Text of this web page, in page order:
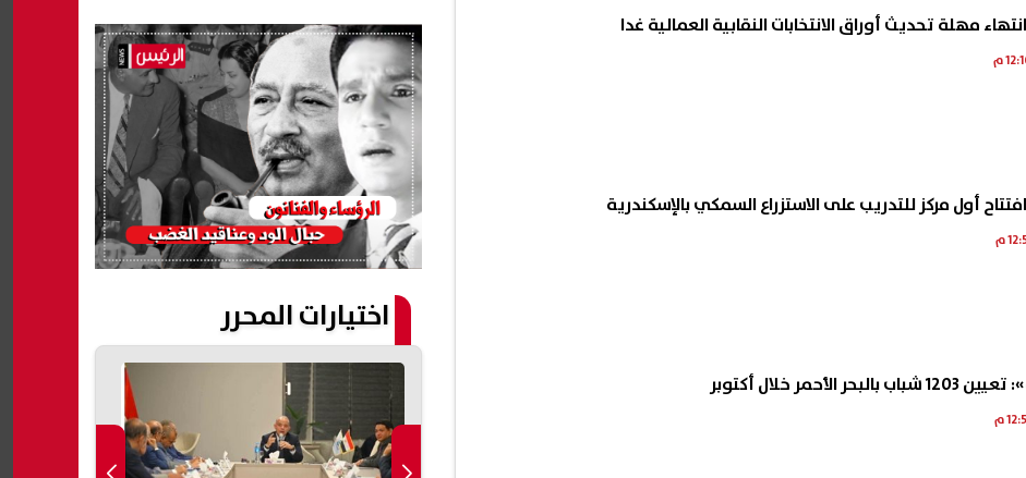
مهلة تحديث أوراق الانتخابات النقابية العمالية غدا
أول مركز للتدريب على الاستزراع السمكي بالإسكندرية
الأحمر خلال أكتوبر
اختيارات المحرر